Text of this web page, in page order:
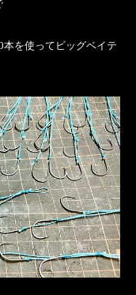
本を使ってビッグベイテ